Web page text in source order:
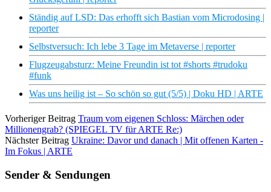
Ständig auf LSD: Das erhofft sich Bastian vom Microdosing |
reporter
Selbstversuch: Ich lebe 3 Tage im Metaverse | reporter
Flugzeugabsturz: Meine Freundin ist tot #shorts #trudoku
#funk
Was uns heilig ist – So schön so gut (5/5) | Doku HD | ARTE
Vorheriger Beitrag Traum vom eigenen Schloss: Märchen oder
Millionengrab? (SPIEGEL TV für ARTE Re:)
Nächster Beitrag Ukraine: Davor und danach | Mit offenen Karten -
Im Fokus | ARTE
Sender & Sendungen